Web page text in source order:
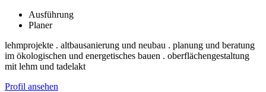
Ausführung
Planer
lehmprojekte . altbausanierung und neubau . planung und beratung
im ökologischen und energetisches bauen . oberflächengestaltung
mit lehm und tadelakt
Profil ansehen